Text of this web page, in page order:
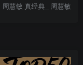
周慧敏 真经典_ 周慧敏